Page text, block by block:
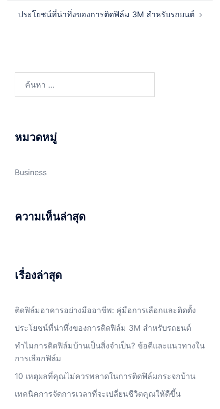
ประโยชน์ที่น่าทึ่งของการติดฟิล์ม 3M สำหรับรถยนต์
ค้นหา
หมวดหมู่
Business
ความเห็นล่าสุด
เรื่องล่าสุด
ติดฟิล์มอาคารอย่างมืออาชีพ: คู่มือการเลือกและติดตั้ง
ประโยชน์ที่น่าทึ่งของการติดฟิล์ม 3M สำหรับรถยนต์
ทำไมการติดฟิล์มบ้านเป็นสิ่งจำเป็น? ข้อดีและแนวทางใน
การเลือกฟิล์ม
10 เหตุผลที่คุณไม่ควรพลาดในการติดฟิล์มกระจกบ้าน
เทคนิคการจัดการเวลาที่จะเปลี่ยนชีวิตคุณให้ดีขึ้น